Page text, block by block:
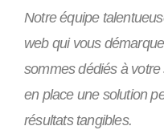
Notre équipe
web qui vous
sommes dédiés à
en place une solution
résultats tangibles.